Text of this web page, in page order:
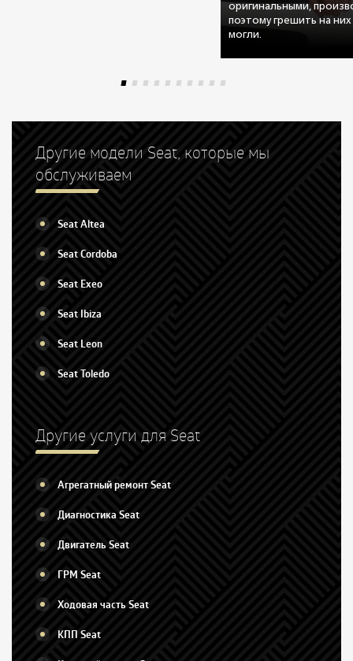
оригинальными,
поэтому грешить на
могли.
Другие модели Seat, которые мы
обслуживаем
Seat Altea
Seat Cordoba
Seat Exeo
Seat Ibiza
Seat Leon
Seat Toledo
Другие услуги для Seat
Агрегатный ремонт Seat
Диагностика Seat
Двигатель Seat
ГРМ Seat
Ходовая часть Seat
КПП Seat